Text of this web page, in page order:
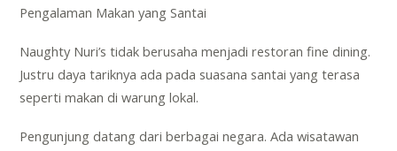
Pengalaman Makan yang Santai
Naughty Nuri’s tidak berusaha menjadi restoran fine dining.
Justru daya tariknya ada pada suasana santai yang terasa
seperti makan di warung lokal.
Pengunjung datang dari berbagai negara. Ada wisatawan